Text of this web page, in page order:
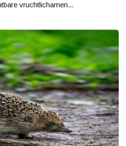
vruchtlichamen...